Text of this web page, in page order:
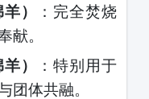
）
：完全焚烧
献。
）
：特别用于
团体共融。